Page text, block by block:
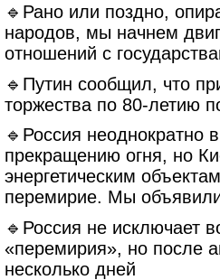
🔹Рано или поздно,
народов, мы начнем
отношений с
🔹Путин сообщил, что
торжества по 80-летию
🔹Россия неоднократно
прекращению огня, но
энергетическим
перемирие. Мы
🔹Россия не исключает
«перемирия», но после
несколько дней